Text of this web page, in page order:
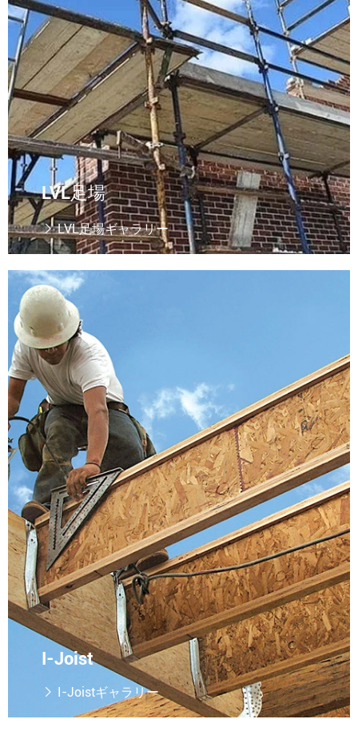
LVL足場
LVL足場ギャラリー
I-Joist
 I-Joistギャラリー